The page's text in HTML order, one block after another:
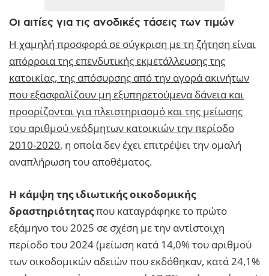
Οι αιτίες για τις ανοδικές τάσεις των τιμών
Η χαμηλή προσφορά σε σύγκριση με τη ζήτηση είναι
απόρροια της επενδυτικής εκμετάλλευσης της
κατοικίας, της απόσυρσης από την αγορά ακινήτων
που εξασφαλίζουν μη εξυπηρετούμενα δάνεια και
προορίζονται για πλειστηριασμό και της μείωσης
του αριθμού νεόδμητων κατοικιών την περίοδο
2010-2020, η οποία δεν έχει επιτρέψει την ομαλή
αναπλήρωση του αποθέματος.
Η κάμψη της ιδιωτικής οικοδομικής
δραστηριότηταςπου καταγράφηκε το πρώτο
εξάμηνο του 2025 σε σχέση με την αντίστοιχη
περίοδο του 2024 (μείωση κατά 14,0% του αριθμού
των οικοδομικών αδειών που εκδόθηκαν, κατά 24,1%